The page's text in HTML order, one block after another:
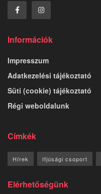
Információk
Impresszum
Adatkezelési tájékoztató
Süti (cookie) tájékoztató
Régi weboldalunk
Címkék
Hírek Ifjúsági csoport
Elérhetőségünk